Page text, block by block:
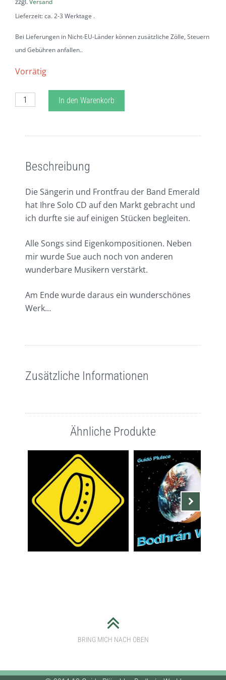
Versand
Lieferzeit: ca. 2-3 Werktage
Bei Lieferungen in Nicht-EU-Länder können zusätzliche Zölle, Steuern
und Gebühren anfallen.
Vorrätig
Sue
Time
Ticking
In den Warenkorb
Beschreibung
Die Sängerin und Frontfrau der Band Emerald
hat Ihre Solo CD auf den Markt gebracht und
ich durfte sie auf einigen Stücken begleiten.
Alle Songs sind Eigenkompositionen. Neben
mir wurde Sue auch noch von anderen
wunderbare Musikern verstärkt.
Am Ende wurde daraus ein wunderschönes
Werk…
Zusätzliche Informationen
Ähnliche Produkte
POLO SHIRT SCHWARZ MIT
GESTICKTEM BODHRÁN
LOGO
Nächste
BRING MICH NACH OBEN